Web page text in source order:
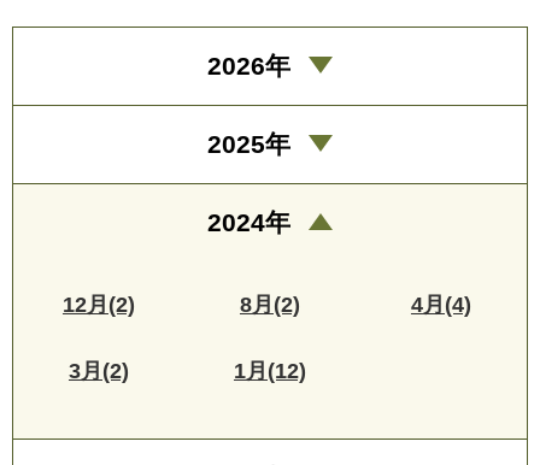
2026年
2025年
2024年
12月(2) 8月(2) 4月(4)
3月(2) 1月(12)